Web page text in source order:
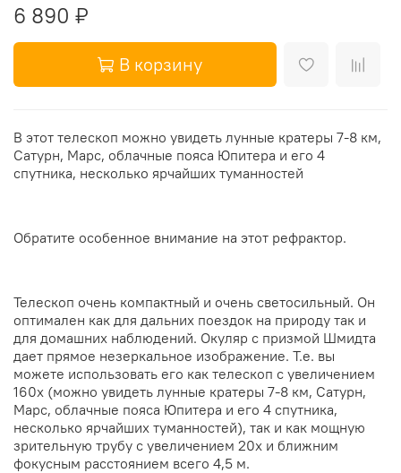
6 890 ₽
В корзину
В этот телескоп можно увидеть лунные кратеры 7-8 км,
Сатурн, Марс, облачные пояса Юпитера и его 4
спутника, несколько ярчайших туманностей
Обратите особенное внимание на этот рефрактор.
Телескоп очень компактный и очень светосильный. Он
оптимален как для дальних поездок на природу так и
для домашних наблюдений. Окуляр с призмой Шмидта
дает прямое незеркальное изображение. Т.е. вы
можете использовать его как телескоп с увеличением
160х (можно увидеть лунные кратеры 7-8 км, Сатурн,
Марс, облачные пояса Юпитера и его 4 спутника,
несколько ярчайших туманностей), так и как мощную
зрительную трубу с увеличением 20х и ближним
фокусным расстоянием всего 4,5 м.